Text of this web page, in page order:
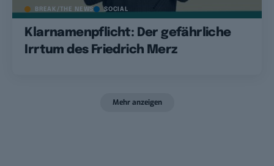
BREAK/THE NEWS SOCIAL
Klarnamenpflicht: Der gefährliche
Irrtum des Friedrich Merz
Mehr anzeigen